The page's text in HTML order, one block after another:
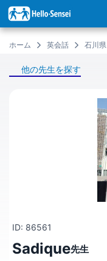
イ
ン
コ
ホーム 英会話 石川県
他の先生を探す
ID: 86561
Sadique先生